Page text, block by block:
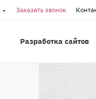
Заказать звонок
Разработка сайтов